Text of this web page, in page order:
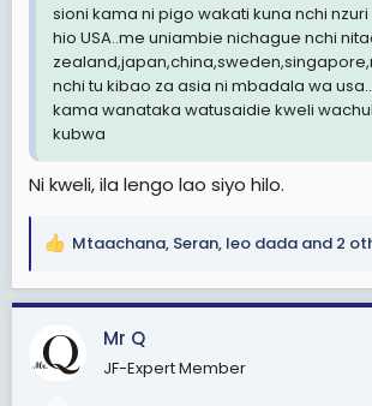
sioni kama ni pigo wakati kuna nchi nzuri
hio USA..me uniambie nichague nchi
nchi tu kibao za asia ni mbadala wa
kama wanataka watusaidie kweli
kubwa
Ni kweli, ila lengo lao siyo hilo.
R
a
t
i
Mtaachana, Seran, leo dada and 2
Mr Q
JF-Expert Member